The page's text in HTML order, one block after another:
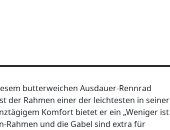
butterweichen Ausdauer-Rennrad
der Rahmen einer der leichtesten in seiner
Komfort bietet er ein „Weniger ist
Rahmen und die Gabel sind extra für